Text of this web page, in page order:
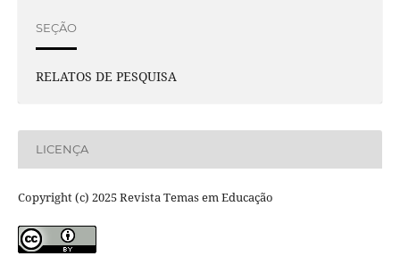
SEÇÃO
RELATOS DE PESQUISA
LICENÇA
Copyright (c) 2025 Revista Temas em Educação